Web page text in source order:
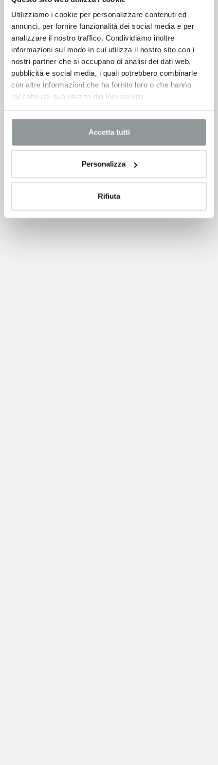
Utilizziamo i cookie per personalizzare contenuti ed
annunci, per fornire funzionalità dei social media e per
analizzare il nostro traffico. Condividiamo inoltre
informazioni sul modo in cui utilizza il nostro sito con i
nostri partner che si occupano di analisi dei dati web,
pubblicità e social media, i quali potrebbero combinarle
con altre informazioni che ha fornito loro o che hanno
raccolto dal suo utilizzo dei loro servizi.
Accetta tutti
Personalizza
Rifiuta